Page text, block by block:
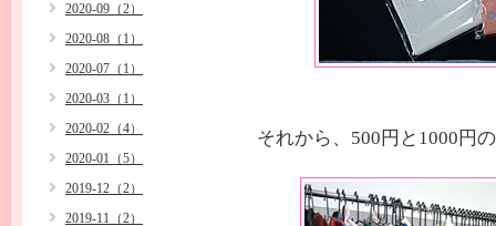
それから、500円と1000円
2020-09（2）
2020-08（1）
2020-07（1）
2020-03（1）
2020-02（4）
2020-01（5）
2019-12（2）
2019-11（2）